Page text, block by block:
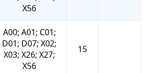
X56
A00; A01; C01;
D01; D07; X02;
X03; X26; X27;
X56
15